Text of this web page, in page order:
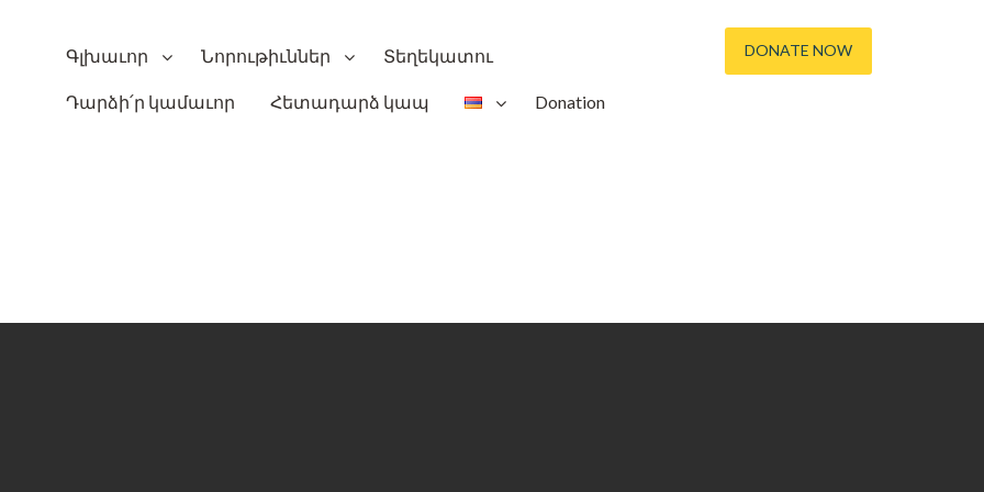
Գլխաւոր Նորութիւններ Տեղեկատու
Դարձի՛ր կամաւոր Հետադարձ կապ Donation
DONATE NOW